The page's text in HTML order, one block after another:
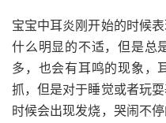
宝宝中耳炎刚开始的时候
什么明显的不适，但是总
多，也会有耳鸣的现象，
抓，但是对于睡觉或者玩
时候会出现发烧，哭闹不